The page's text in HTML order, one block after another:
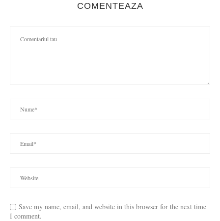
COMENTEAZA
Save my name, email, and website in this browser for the next time
I comment.